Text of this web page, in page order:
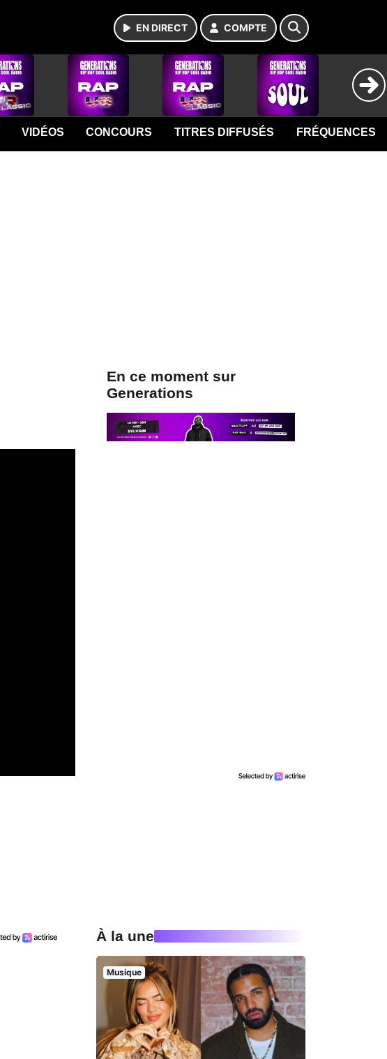
EN DIRECT COMPTE
VIDÉOS CONCOURS TITRES DIFFUSÉS FRÉQUENCES
En ce moment sur
Generations
À la une
Musique